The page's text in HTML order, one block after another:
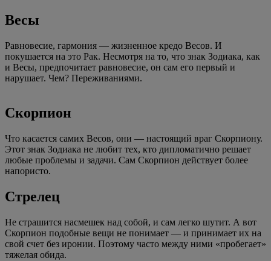
Весы
Равновесие, гармония — жизненное кредо Весов. И
покушается на это Рак. Несмотря на то, что знак Зодиака, как
и Весы, предпочитает равновесие, он сам его первый и
нарушает. Чем? Переживаниями.
Скорпион
Что касается самих Весов, они — настоящий враг Скорпиону.
Этот знак Зодиака не любит тех, кто дипломатично решает
любые проблемы и задачи. Сам Скорпион действует более
напористо.
Стрелец
Не страшится насмешек над собой, и сам легко шутит. А вот
Скорпион подобные вещи не понимает — и принимает их на
свой счет без иронии. Поэтому часто между ними «пробегает»
тяжелая обида.